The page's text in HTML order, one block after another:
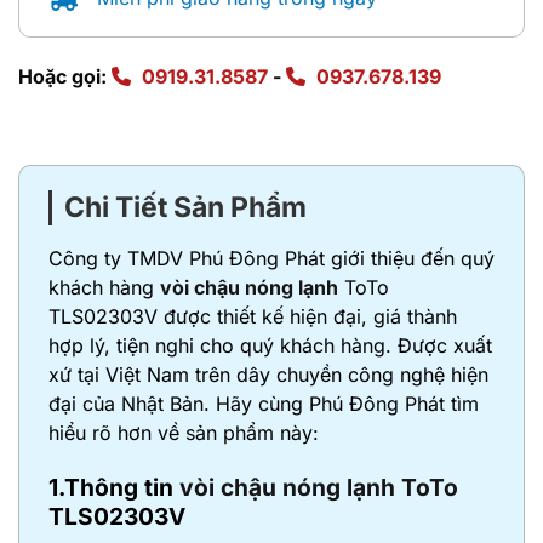
Hoặc gọi: 0919.31.8587 - 0937.678.139
Chi Tiết Sản Phẩm
Công ty TMDV Phú Đông Phát giới thiệu đến quý
khách hàng vòi chậu nóng lạnh ToTo
TLS02303V được thiết kế hiện đại, giá thành
hợp lý, tiện nghi cho quý khách hàng. Được xuất
xứ tại Việt Nam trên dây chuyền công nghệ hiện
đại của Nhật Bản. Hãy cùng Phú Đông Phát tìm
hiểu rõ hơn về sản phẩm này:
1.Thông tin vòi chậu nóng lạnh ToTo
TLS02303V